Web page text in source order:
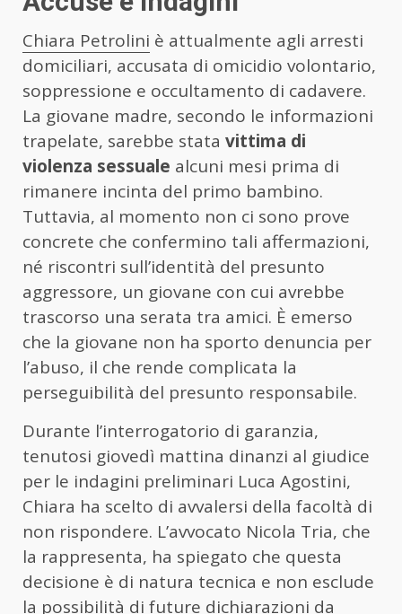
Chiara Petrolini è attualmente agli arresti
domiciliari, accusata di omicidio volontario,
soppressione e occultamento di cadavere.
La giovane madre, secondo le informazioni
trapelate, sarebbe stata vittima di
violenza sessuale alcuni mesi prima di
rimanere incinta del primo bambino.
Tuttavia, al momento non ci sono prove
concrete che confermino tali affermazioni,
né riscontri sull’identità del presunto
aggressore, un giovane con cui avrebbe
trascorso una serata tra amici. È emerso
che la giovane non ha sporto denuncia per
l’abuso, il che rende complicata la
perseguibilità del presunto responsabile.
Durante l’interrogatorio di garanzia,
tenutosi giovedì mattina dinanzi al giudice
per le indagini preliminari Luca Agostini,
Chiara ha scelto di avvalersi della facoltà di
non rispondere. L’avvocato Nicola Tria, che
la rappresenta, ha spiegato che questa
decisione è di natura tecnica e non esclude
la possibilità di future dichiarazioni da